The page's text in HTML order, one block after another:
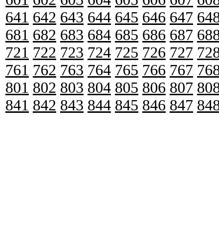
641 642 643 644 645 646 647
681 682 683 684 685 686 687
721 722 723 724 725 726 727
761 762 763 764 765 766 767
801 802 803 804 805 806 807
841 842 843 844 845 846 847